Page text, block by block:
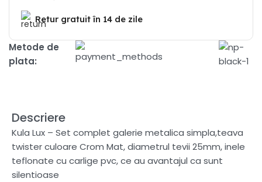
Retur gratuit în 14 de zile
Metode de
plata:
Descriere
Kula Lux – Set complet galerie metalica simpla,teava
twister culoare Crom Mat, diametrul tevii 25mm, inele
teflonate cu carlige pvc, ce au avantajul ca sunt
silentioase